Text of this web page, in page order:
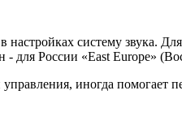
настройках систему
- для России «East Europe»
иногда помогает